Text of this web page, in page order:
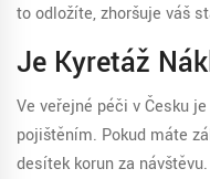
to odložíte, zhoršuje váš
Je Kyretáž
Ve veřejné péči v Česku
pojištěním. Pokud máte
desítek korun za